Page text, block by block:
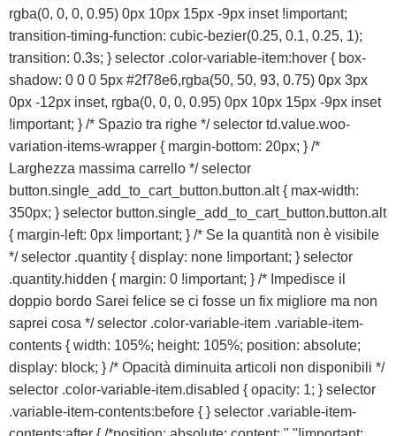
rgba(0, 0, 0, 0.95) 0px 10px 15px -9px inset !important;
transition-timing-function: cubic-bezier(0.25, 0.1, 0.25, 1);
transition: 0.3s; } selector .color-variable-item:hover { box-
shadow: 0 0 0 5px #2f78e6,rgba(50, 50, 93, 0.75) 0px 3px
0px -12px inset, rgba(0, 0, 0, 0.95) 0px 10px 15px -9px inset
!important; } /* Spazio tra righe */ selector td.value.woo-
variation-items-wrapper { margin-bottom: 20px; } /*
Larghezza massima carrello */ selector
button.single_add_to_cart_button.button.alt { max-width:
350px; } selector button.single_add_to_cart_button.button.alt
{ margin-left: 0px !important; } /* Se la quantità non è visibile
*/ selector .quantity { display: none !important; } selector
.quantity.hidden { margin: 0 !important; } /* Impedisce il
doppio bordo Sarei felice se ci fosse un fix migliore ma non
saprei cosa */ selector .color-variable-item .variable-item-
contents { width: 105%; height: 105%; position: absolute;
display: block; } /* Opacità diminuita articoli non disponibili */
selector .color-variable-item.disabled { opacity: 1; } selector
.variable-item-contents:before { } selector .variable-item-